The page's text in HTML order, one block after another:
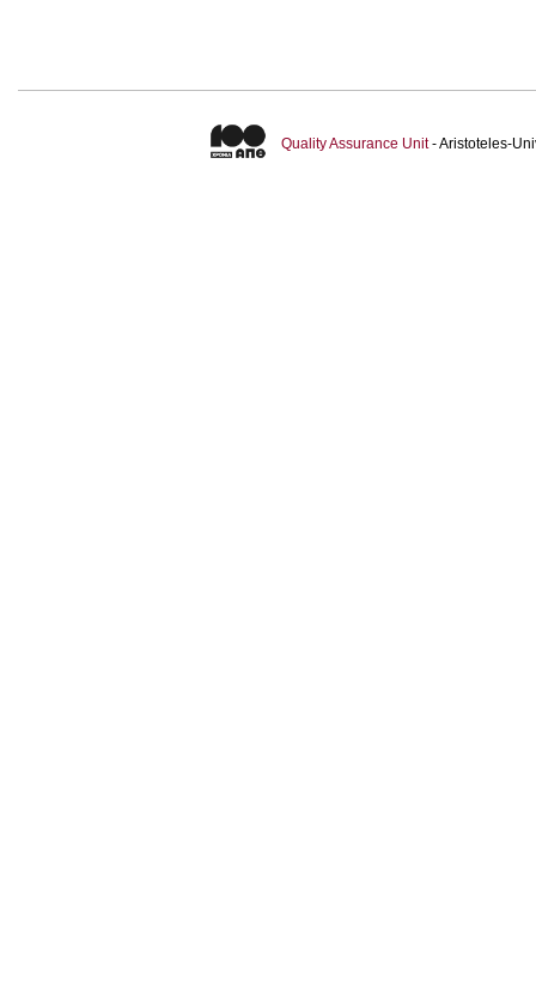
Quality Assurance Unit- Aristoteles-